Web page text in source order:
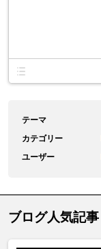
テーマ
カテゴリー
ユーザー
ブログ人気記事